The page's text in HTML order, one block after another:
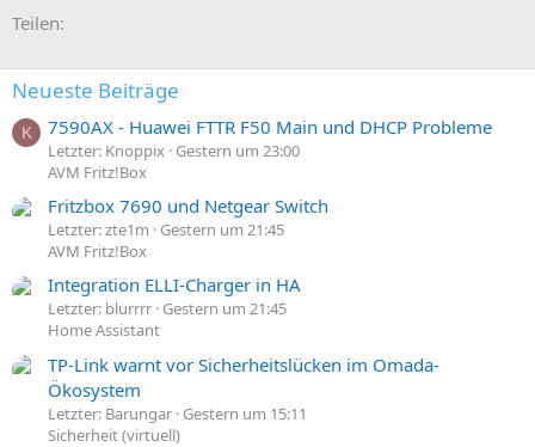
Teilen:
Neueste Beiträge
K 7590AX - Huawei FTTR F50 Main und DHCP Probleme
Letzter: Knoppix Gestern um 23:00
AVM Fritz!Box
Fritzbox 7690 und Netgear Switch
Letzter: zte1m
Gestern um 21:45
AVM Fritz!Box
Integration ELLI-Charger in HA
Letzter: blurrrr Gestern um 21:45
Home Assistant
TP-Link warnt vor Sicherheitslücken im Omada-
Ökosystem
Letzter: Barungar Gestern um 15:11
Sicherheit (virtuell)